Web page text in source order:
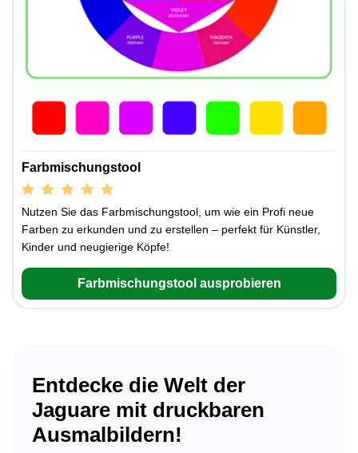
Farbmischungstool
Nutzen Sie das Farbmischungstool, um wie ein Profi neue
Farben zu erkunden und zu erstellen – perfekt für Künstler,
Kinder und neugierige Köpfe!
Farbmischungstool ausprobieren
Entdecke die Welt der
Jaguare mit druckbaren
Ausmalbildern!